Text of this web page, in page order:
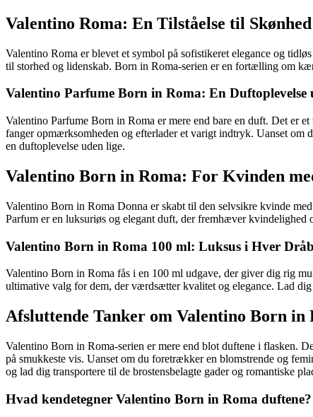
Valentino Roma: En Tilståelse til
Valentino Roma er blevet et symbol på sofistikeret elegance og
til storhed og lidenskab. Born in Roma-serien er en fortælling om
Valentino Parfume Born in Roma: En Duftoplevelse
Valentino Parfume Born in Roma er mere end bare en duft. Det er
fanger opmærksomheden og efterlader et varigt indtryk. Uanset
en duftoplevelse uden lige.
Valentino Born in Roma: For Kvinden
Valentino Born in Roma Donna er skabt til den selvsikre kvinde
Parfum er en luksuriøs og elegant duft, der fremhæver
Valentino Born in Roma 100 ml: Luksus i Hver
Valentino Born in Roma fås i en 100 ml udgave, der giver dig rig
ultimative valg for dem, der værdsætter kvalitet og elegance. Lad
Afsluttende Tanker om Valentino Born in
Valentino Born in Roma-serien er mere end blot duftene i flasken.
på smukkeste vis. Uanset om du foretrækker en blomstrende og
og lad dig transportere til de brostensbelagte gader og romantiske
Hvad kendetegner Valentino Born in Roma duftene?